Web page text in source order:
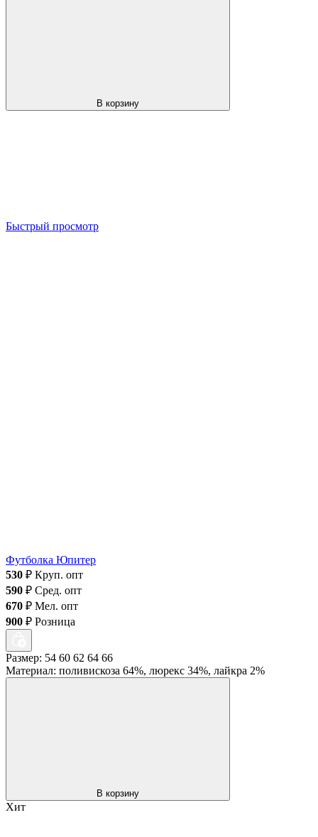
В корзину
Быстрый просмотр
Футболка Юпитер
530 ₽ Круп. опт
590 ₽ Сред. опт
670 ₽ Мел. опт
900 ₽ Розница
Размер: 54 60 62 64 66
Материал: поливискоза 64%, люрекс 34%, лайкра 2%
В корзину
Хит